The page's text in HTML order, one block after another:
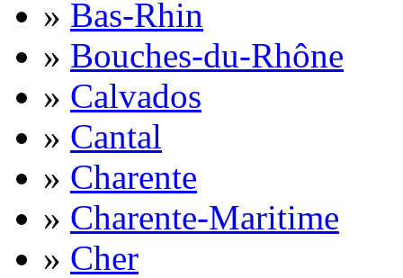
» Bas-Rhin
» Bouches-du-Rhône
» Calvados
» Cantal
» Charente
» Charente-Maritime
» Cher